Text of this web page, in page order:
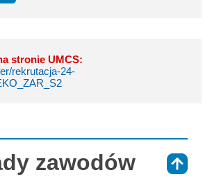
stronie UMCS:
rekrutacja-24-
zawodów